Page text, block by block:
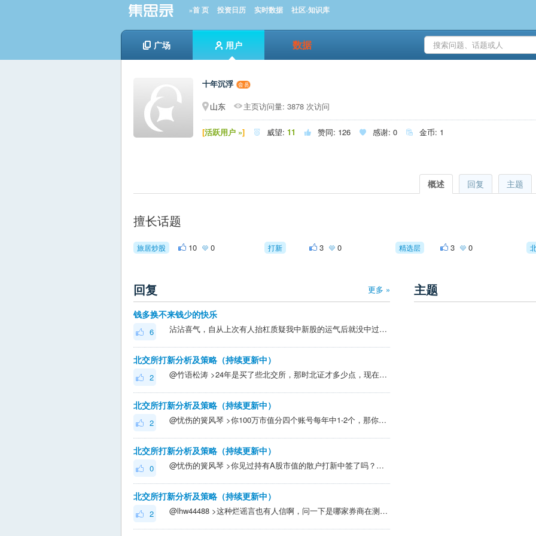
»首 页 投资日历 实时数据 社区-知识库
广场 用户 数据
十年沉浮
山东
主页访问量: 3878 次访问
[活跃用户 »]  威望: 11  赞同: 126  感谢: 0  金币: 1
主题
回复
概述
擅长话题
旅居炒股 10 0 打新 3 0 精选层 3 0
更多 »
回复
钱多换不来钱少的快乐
6 沾沾喜气，自从上次有人抬杠质疑我中新股的运气后就没中过了，还是要跟运气好的人在一起。
北交所打新分析及策略（持续更新中）
2 @竹语松涛 >24年是买了些北交所，那时北证才多少点，现在多少点，PE多少，为打新每个账户配20万，如果像沪深一样，中签率太低了，就不值得了。呼吁市值打新有考虑资金大额流动的干扰的原因，但也不排除以下两个坏心思。1、把手中炒高的北郊股票分给市值打新的散户...
北交所打新分析及策略（持续更新中）
2 @忧伤的簧风琴 >你100万市值分四个账号每年中1-2个，那你是天选之子，只能感叹，你牛！！！！！我先不说你是假的，那你算过你赚的几千块新股钱，抵得过市值亏损的钱吗，21年-24年这熊市4年，你市值亏了多少钱，算过吗？我不用你回答，我相信你的答案一定是你...
北交所打新分析及策略（持续更新中）
0 @忧伤的簧风琴 >你见过持有A股市值的散户打新中签了吗？反正这么多年我是没中过，也没见过身边的人中过，就跟没见身边人中过彩票一样, 倒是见过市值跌掉70%变成忧郁症的人；所以别天真臆想了； 市值100万左右，远远不够北交所打新门槛。但平均分配到家人的4...
北交所打新分析及策略（持续更新中）
2 @lhw44488 >这种烂谣言也有人信啊，问一下是哪家券商在测试不就知道了吗，连某会的工作流程都没搞清楚，张嘴就胡扯不过造谣的人逢高出货，昨天的收益应该是不错的，苦了无脑接盘的韭菜。 个人支持市值配售，对中小投资人相对公平一些。接盘的人肯定不是为了打...
主题